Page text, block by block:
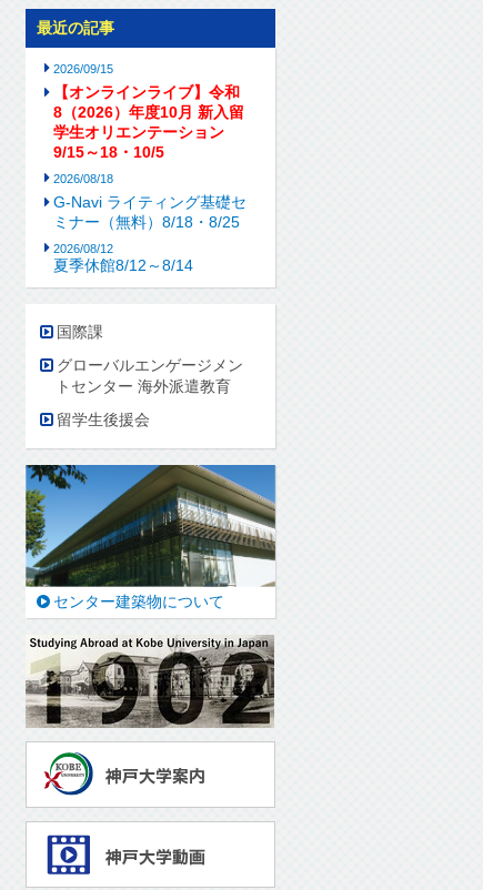
最近の記事
2026/09/15
【オンラインライブ】令和
8（2026）年度10月 新入留
学生オリエンテーション
9/15～18・10/5
2026/08/18
G-Navi ライティング基礎セ
ミナー（無料）8/18・8/25
2026/08/12
夏季休館8/12～8/14
国際課
グローバルエンゲージメン
トセンター 海外派遣教育
留学生後援会
センター建築物について